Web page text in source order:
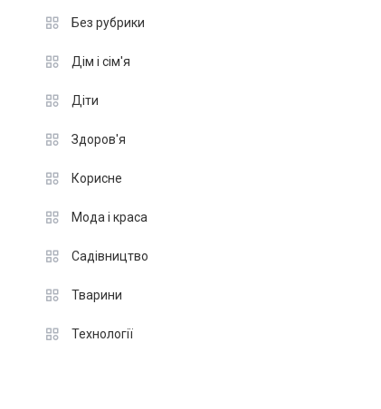
Без рубрики
Дім і сім'я
Діти
Здоров'я
Корисне
Мода і краса
Садівництво
Тварини
Технології